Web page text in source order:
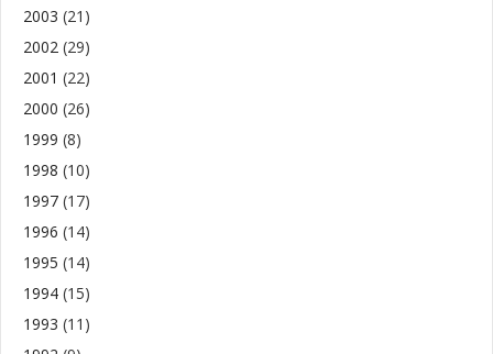
2003 (21)
2002 (29)
2001 (22)
2000 (26)
1999 (8)
1998 (10)
1997 (17)
1996 (14)
1995 (14)
1994 (15)
1993 (11)